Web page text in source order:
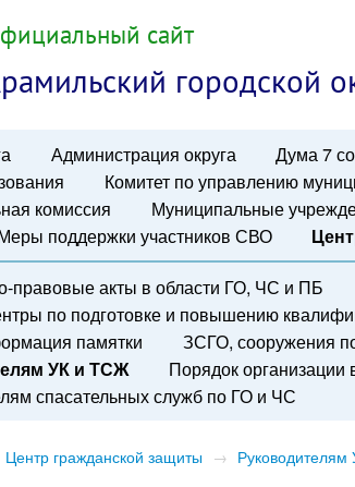
сайт
городской
Администрация округа Дума 7
Комитет по управлению
комиссия
Муниципальные
поддержки участников СВО
правовые акты в области ГО, ЧС и ПБ
по подготовке и повышению
памятки
ЗСГО, сооружения
УК и ТСЖ
Порядок организации
спасательных служб по ГО и ЧС
Центр гражданской защиты →